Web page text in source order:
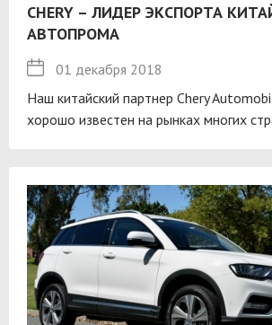
CHERY – ЛИДЕР ЭКСПОРТА
АВТОПРОМА
01 декабря 2018
Наш китайский партнер Chery
хорошо известен на рынках многих